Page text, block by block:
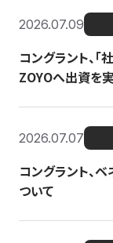
2026.07.09
コングラント、
ZOYOへ出資を
2026.07.07
コングラント、
ついて